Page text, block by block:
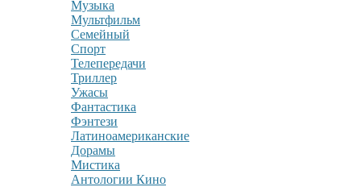
Музыка
Мультфильм
Семейный
Спорт
Телепередачи
Триллер
Ужасы
Фантастика
Фэнтези
Латиноамериканские
Дорамы
Мистика
Антологии Кино